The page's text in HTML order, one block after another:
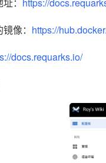
像： https://
docs.requarks.io/